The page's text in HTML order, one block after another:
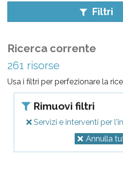
Filtri
Ricerca corrente
261 risorse
Usa i filtri per perfezionare la
Rimuovi filtri
Servizi e interventi per
Annulla